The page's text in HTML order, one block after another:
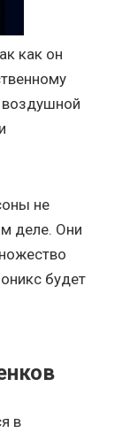
как он
воздушной
не
деле. Они
будет
в